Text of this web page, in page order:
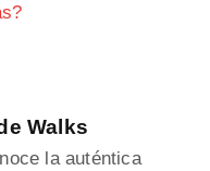
Walks
la auténtica